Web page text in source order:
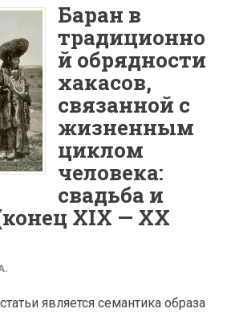
Баран в
традиционно
й обрядности
хакасов,
связанной с
жизненным
циклом
человека:
свадьба и
XIX — XX
является семантика образа